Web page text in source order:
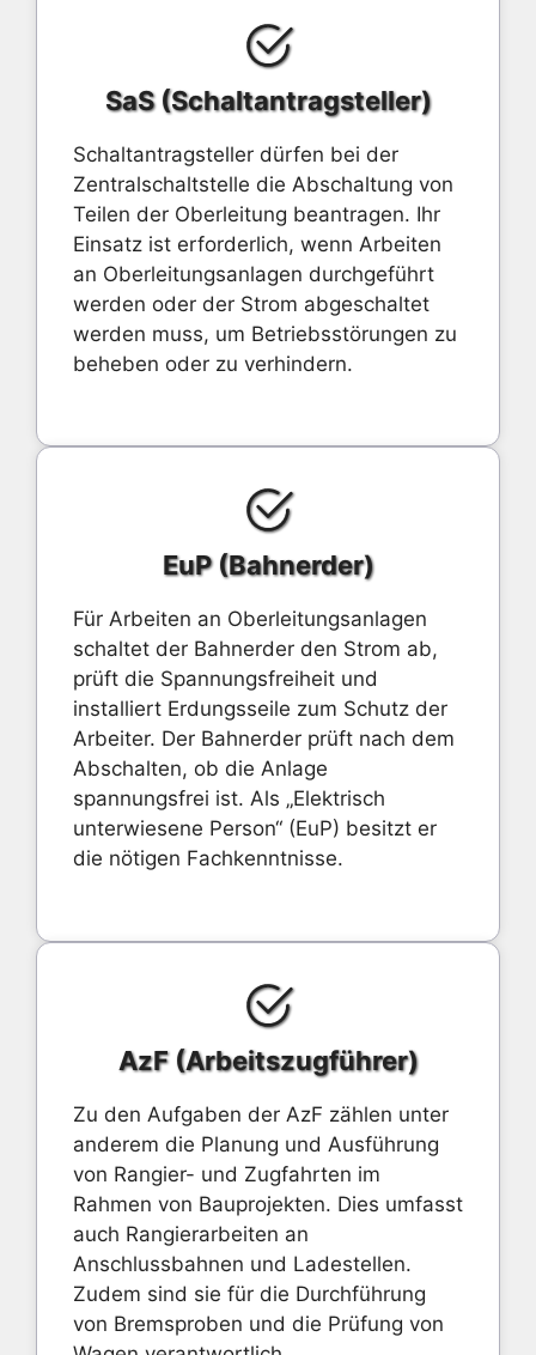
SaS (Schaltantragsteller)
Schaltantragsteller dürfen bei der
Zentralschaltstelle die Abschaltung von
Teilen der Oberleitung beantragen. Ihr
Einsatz ist erforderlich, wenn Arbeiten
an Oberleitungsanlagen durchgeführt
werden oder der Strom abgeschaltet
werden muss, um Betriebsstörungen zu
beheben oder zu verhindern.
EuP (Bahnerder)
Für Arbeiten an Oberleitungsanlagen
schaltet der Bahnerder den Strom ab,
prüft die Spannungsfreiheit und
installiert Erdungsseile zum Schutz der
Arbeiter. Der Bahnerder prüft nach dem
Abschalten, ob die Anlage
spannungsfrei ist. Als „Elektrisch
unterwiesene Person“ (EuP) besitzt er
die nötigen Fachkenntnisse.
AzF (Arbeitszugführer)
Zu den Aufgaben der AzF zählen unter
anderem die Planung und Ausführung
von Rangier- und Zugfahrten im
Rahmen von Bauprojekten. Dies umfasst
auch Rangierarbeiten an
Anschlussbahnen und Ladestellen.
Zudem sind sie für die Durchführung
von Bremsproben und die Prüfung von